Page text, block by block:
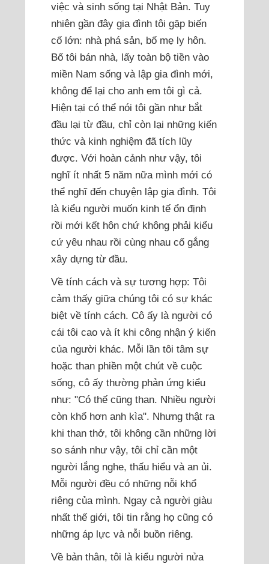
việc và sinh sống tại Nhật Bản. Tuy
nhiên gần đây gia đình tôi gặp biến
cố lớn: nhà phá sản, bố mẹ ly hôn.
Bố tôi bán nhà, lấy toàn bộ tiền vào
miền Nam sống và lập gia đình mới,
không để lại cho anh em tôi gì cả.
Hiện tại có thể nói tôi gần như bắt
đầu lại từ đầu, chỉ còn lại những kiến
thức và kinh nghiệm đã tích lũy
được. Với hoàn cảnh như vậy, tôi
nghĩ ít nhất 5 năm nữa mình mới có
thể nghĩ đến chuyện lập gia đình. Tôi
là kiểu người muốn kinh tế ổn định
rồi mới kết hôn chứ không phải kiểu
cứ yêu nhau rồi cùng nhau cố gắng
xây dựng từ đầu.
Về tính cách và sự tương hợp: Tôi
cảm thấy giữa chúng tôi có sự khác
biệt về tính cách. Cô ấy là người có
cái tôi cao và ít khi công nhận ý kiến
của người khác. Mỗi lần tôi tâm sự
hoặc than phiền một chút về cuộc
sống, cô ấy thường phản ứng kiểu
như: "Có thế cũng than. Nhiều người
còn khổ hơn anh kìa". Nhưng thật ra
khi than thở, tôi không cần những lời
so sánh như vậy, tôi chỉ cần một
người lắng nghe, thấu hiểu và an ủi.
Mỗi người đều có những nỗi khổ
riêng của mình. Ngay cả người giàu
nhất thế giới, tôi tin rằng họ cũng có
những áp lực và nỗi buồn riêng.
Về bản thân, tôi là kiểu người nửa